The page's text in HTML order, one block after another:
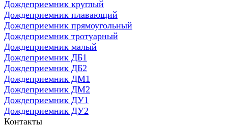
Дождеприемник круглый
Дождеприемник плавающий
Дождеприемник прямоугольный
Дождеприемник тротуарный
Дождеприемник малый
Дождеприемник ДБ1
Дождеприемник ДБ2
Дождеприемник ДМ1
Дождеприемник ДМ2
Дождеприемник ДУ1
Дождеприемник ДУ2
Контакты